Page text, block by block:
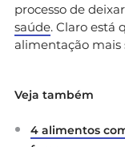
processo de
saúde. Claro está
alimentação mais
Veja também
4 alimentos